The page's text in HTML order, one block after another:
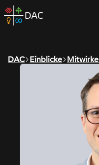
Skip
to
home
DAC Einblicke